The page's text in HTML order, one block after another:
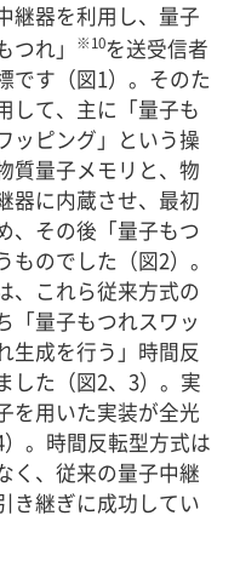
継器を利用し、量子
れ」
※10を送受信者
です（図1）。そのた
して、主に「量子も
ッピング」という操
質量子メモリと、物
器に内蔵させ、最初
、その後「量子もつ
のでした（図2）。
、これら従来方式の
「量子もつれスワッ
生成を行う」時間反
した（図2、3）。実
を用いた実装が全光
。時間反転型方式は
く、従来の量子中継
き継ぎに成功してい